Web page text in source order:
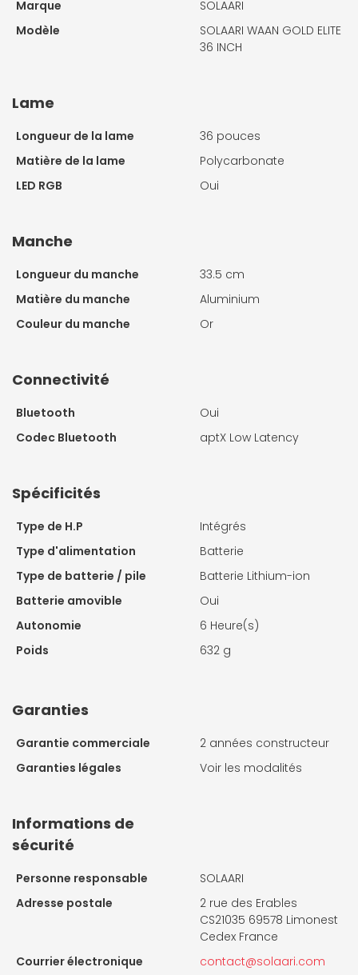
Marque
SOLAARI
Modèle
SOLAARI WAAN GOLD ELITE
36 INCH
Lame
Longueur de la lame
36 pouces
Matière de la lame
Polycarbonate
LED RGB
Oui
Manche
Longueur du manche
33.5 cm
Matière du manche
Aluminium
Couleur du manche
Or
Connectivité
Bluetooth
Oui
Codec Bluetooth
aptX Low Latency
Spécificités
Type de H.P
Intégrés
Type d'alimentation
Batterie
Type de batterie / pile
Batterie Lithium-ion
Batterie amovible
Oui
Autonomie
6 Heure(s)
Poids
632 g
Garanties
Garantie commerciale
2 années constructeur
Garanties légales
Voir les modalités
Informations de
sécurité
Personne responsable
SOLAARI
Adresse postale
2 rue des Erables
CS21035 69578 Limonest
Cedex France
Courrier électronique
contact@solaari.com